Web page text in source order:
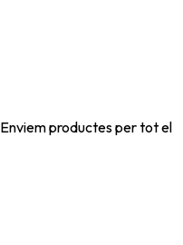
Enviem productes per tot el